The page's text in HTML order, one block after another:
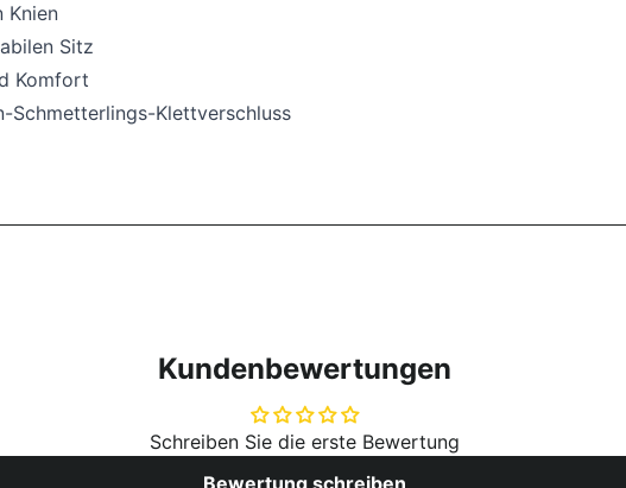
Knien
Sitz
Komfort
Schmetterlings-Klettverschluss
Kundenbewertungen
Schreiben Sie die erste Bewertung
Bewertung schreiben